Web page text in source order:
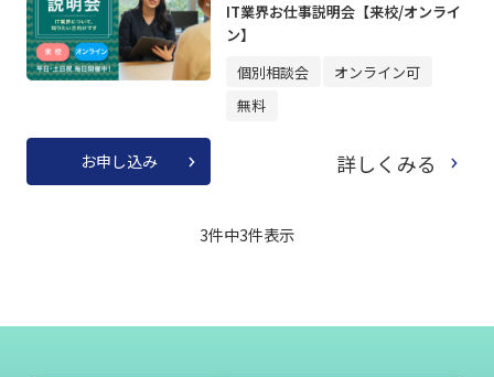
IT業界お仕事説明会【来校/オンライ
ン】
個別相談会
オンライン可
無料
お申し込み 詳しくみる
3件中3件表示